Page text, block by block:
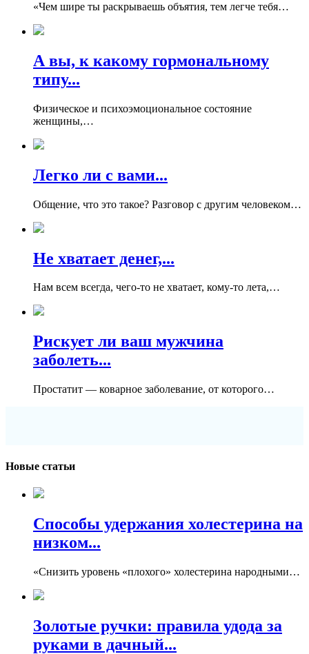
«Чем шире ты раскрываешь объятия, тем легче тебя…
А вы, к какому гормональному
типу...
Физическое и психоэмоциональное состояние
женщины,…
Легко ли с вами...
Общение, что это такое? Разговор с другим человеком…
Не хватает денег,...
Нам всем всегда, чего-то не хватает, кому-то лета,…
Рискует ли ваш мужчина
заболеть...
Простатит — коварное заболевание, от которого…
Новые статьи
Способы удержания холестерина на
низком...
«Снизить уровень «плохого» холестерина народными…
Золотые ручки: правила удода за
руками в дачный...